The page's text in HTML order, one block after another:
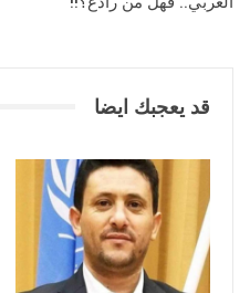
قد يعجبك ايضا